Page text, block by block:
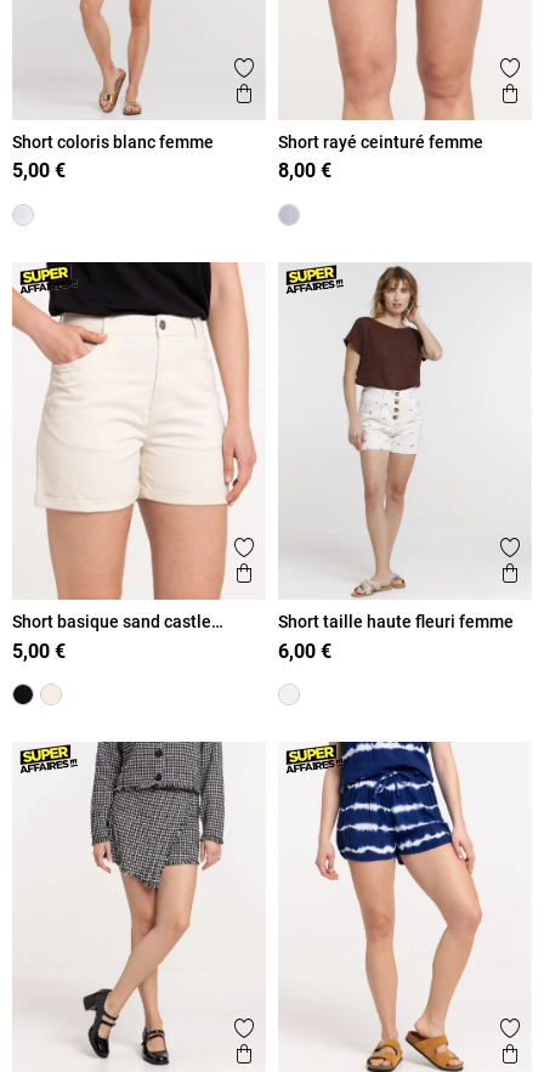
Ajouter aux favoris
Aperçu rapide
Short coloris blanc femme
5,00 €
Short rayé ceinturé femme
8,00 €
Ajouter aux favoris
Aperçu rapide
Short basique sand castle
femme
5,00 €
Short taille haute fleuri femme
6,00 €
Ajouter aux favoris
Aperçu rapide